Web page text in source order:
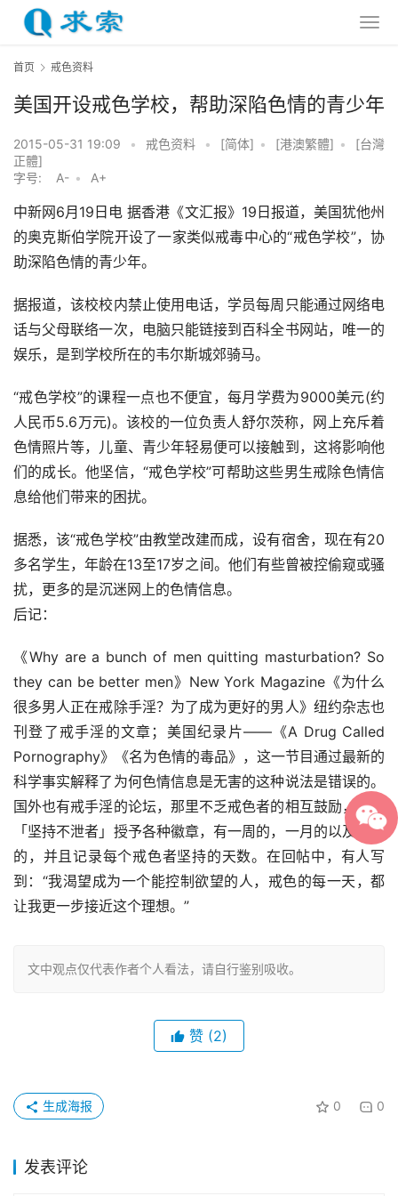
首页 戒色资料
美国开设戒色学校，帮助深陷色情的青少年
2015-05-31 19:09 • 戒色资料 • [简体] • [港澳繁體] •
[台灣
正體]
字号:
A- • A+
中新网6月19日电 据香港《文汇报》19日报道，美国犹他州
的奥克斯伯学院开设了一家类似戒毒中心的“戒色学校”，协
助深陷色情的青少年。
据报道，该校校内禁止使用电话，学员每周只能通过网络电
话与父母联络一次，电脑只能链接到百科全书网站，唯一的
娱乐，是到学校所在的韦尔斯城郊骑马。
“戒色学校”的课程一点也不便宜，每月学费为9000美元(约
人民币5.6万元)。该校的一位负责人舒尔茨称，网上充斥着
色情照片等，儿童、青少年轻易便可以接触到，这将影响他
们的成长。他坚信，“戒色学校”可帮助这些男生戒除色情信
息给他们带来的困扰。
据悉，该“戒色学校”由教堂改建而成，设有宿舍，现在有20
多名学生，年龄在13至17岁之间。他们有些曾被控偷窥或骚
扰，更多的是沉迷网上的色情信息。
后记：
《Why are a bunch of men quitting masturbation? So
they can be better men》New York Magazine《为什么
很多男人正在戒除手淫？为了成为更好的男人》纽约杂志也
刊登了戒手淫的文章；美国纪录片——《A Drug Called
Pornography》《名为色情的毒品》，这一节目通过最新的
科学事实解释了为何色情信息是无害的这种说法是错误的。
国外也有戒手淫的论坛，那里不乏戒色者的相互鼓励，还对
「坚持不泄者」授予各种徽章，有一周的，一月的以及一年
的，并且记录每个戒色者坚持的天数。在回帖中，有人写
到：“我渴望成为一个能控制欲望的人，戒色的每一天，都
让我更一步接近这个理想。”
文中观点仅代表作者个人看法，请自行鉴别吸收。
赞 (2)
0 0
生成海报
发表评论